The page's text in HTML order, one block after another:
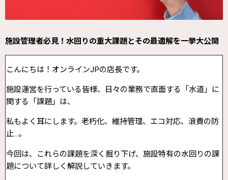
施設管理者必見！水回りの重大課題とその最適解を一挙大公開
こんにちは！オンラインJPの店長です。
施設運営を行っている皆様、日々の業務で直面する「水道」に
関する「課題」は、
私もよく耳にします。老朽化、維持管理、エコ対応、浪費の防
止…。
今回は、これらの課題を深く掘り下げ、施設特有の水回りの課
題について詳しく解説していきます。